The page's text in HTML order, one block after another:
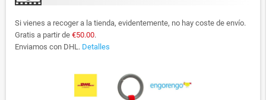
Si vienes a recoger a la tienda, evidentemente, no hay coste de envío.
Gratis a partir de €50.00.
Enviamos con DHL. Detalles